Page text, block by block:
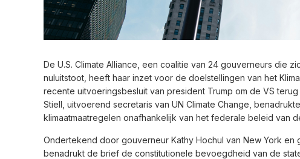
De U.S. Climate Alliance, een coalitie van 24 gouverneurs die
nuluitstoot, heeft haar inzet voor de doelstellingen van het
recente uitvoeringsbesluit van president Trump om de VS
Stiell, uitvoerend secretaris van UN Climate Change,
klimaatmaatregelen onafhankelijk van het federale beleid van
Ondertekend door gouverneur Kathy Hochul van New York en
benadrukt de brief de constitutionele bevoegdheid van de